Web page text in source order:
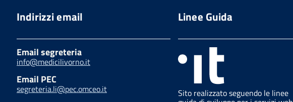
Indirizzi email
Email segreteria
info@medicilivorno.it
Email PEC
segreteria.li@pec.omceo.it
Linee Guida
Sito realizzato seguendo le linee